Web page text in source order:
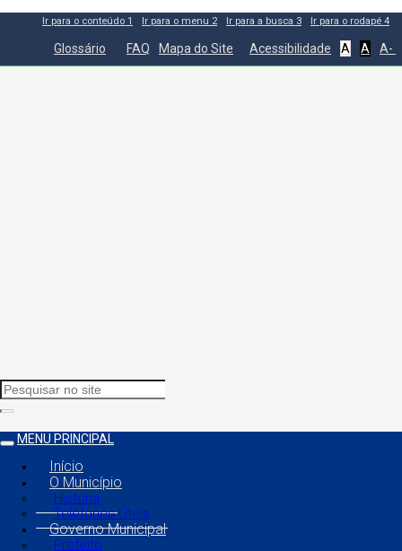
Ir para o conteúdo 1 Ir para o menu 2 Ir para a busca 3 Ir para o rodapé 4
Glossário FAQ Mapa do Site Acessibilidade A A A-
MENU PRINCIPAL
Início
O Município
História
Telefones Úteis
Governo Municipal
Prefeito